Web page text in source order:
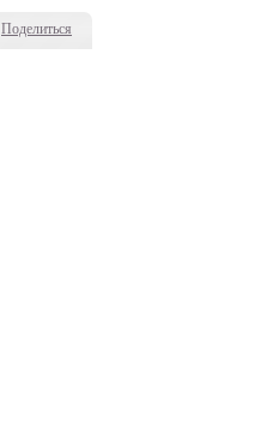
Поделиться